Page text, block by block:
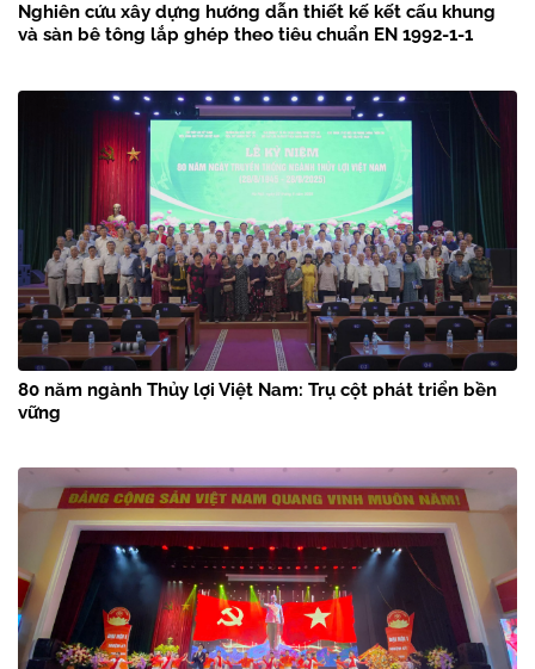
Nghiên cứu xây dựng hướng dẫn thiết kế kết cấu khung
và sàn bê tông lắp ghép theo tiêu chuẩn EN 1992-1-1
80 năm ngành Thủy lợi Việt Nam: Trụ cột phát triển bền
vững